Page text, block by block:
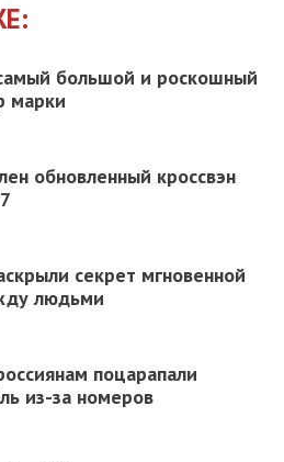
большой и роскошный
марки
обновленный кроссвэн
секрет мгновенной
людьми
поцарапали
из-за номеров